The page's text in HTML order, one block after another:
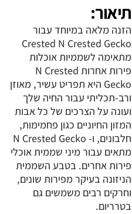
תיאור:
הזנה מלאה במיוחד עבור
Crested N Crested Gecko
מתאימה לשממיות אוכלות
פירות אחרות N Crested
Gecko היא תפריט עשיר, מאוזן
ורב-תכליתי עבור החיה שלך
ועונה על הצרכים של כל אבות
המזון החיוניים כגון פחמימות,
חלבונים, ו- N Crested Gecko
מתאים עבור מיני שממית אוכלי
פירות אחרים. בטבע השממית
הניזונה בעיקר מפירות שונים,
וחרקים רבים משמשים גם
בטרריום.